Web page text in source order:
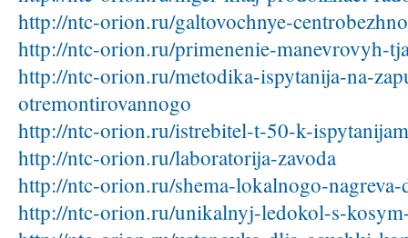
http://ntc-orion.ru/galtovochnye-
http://ntc-orion.ru/primenenie-manevrovyh-
http://ntc-orion.ru/metodika-ispytanija-na-
otremontirovannogo
http://ntc-orion.ru/istrebitel-t-50-k-
http://ntc-orion.ru/laboratorija-zavoda
http://ntc-orion.ru/shema-lokalnogo-
http://ntc-orion.ru/unikalnyj-ledokol-s-